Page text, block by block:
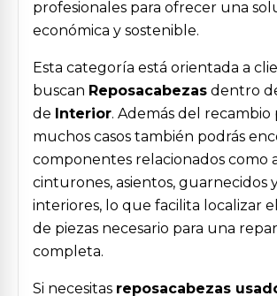
profesionales para ofrecer una
económica y sostenible.
Esta categoría está orientada a
buscan Reposacabezas dentro
de Interior. Además del recambio
muchos casos también podrás
componentes relacionados como
cinturones, asientos, guarnecidos
interiores, lo que facilita localizar
de piezas necesario para una
completa.
Si necesitas reposacabezas